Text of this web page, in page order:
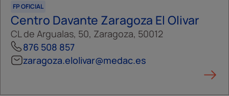
FP OFICIAL
Centro Davante Zaragoza El Olivar
CL de Argualas, 50, Zaragoza, 50012
876 508 857
zaragoza.elolivar@medac.es